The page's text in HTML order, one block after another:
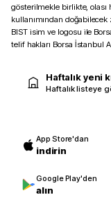
gösterilmekle birlikte,
kullanımından
BIST isim ve logosu ile
telif hakları Borsa İstanbul
Haftalık yeni
Haftalık listeye
App Store'dan
indirin
Google Play'den
alın